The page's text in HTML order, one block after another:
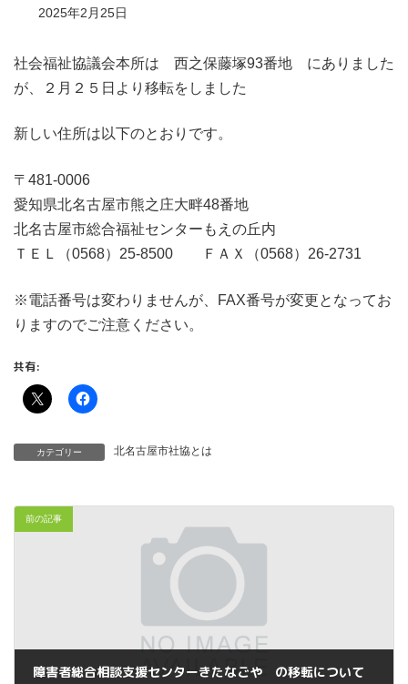
2025年2月25日
社会福祉協議会本所は 西之保藤塚93番地 にありました
が、２月２５日より移転をしました
新しい住所は以下のとおりです。
〒481-0006
愛知県北名古屋市熊之庄大畔48番地
北名古屋市総合福祉センターもえの丘内
ＴＥＬ（0568）25-8500 ＦＡＸ（0568）26-2731
※電話番号は変わりませんが、FAX番号が変更となってお
りますのでご注意ください。
共有:
カテゴリー 北名古屋市社協とは
前の記事
障害者総合相談支援センターきたなごや の移転について